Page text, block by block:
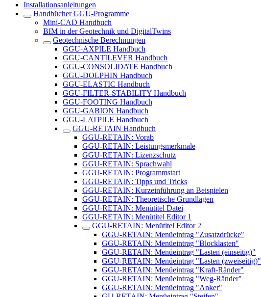
Installationsanleitungen
Handbücher GGU-Programme
Mini-CAD Handbuch
BIM in der Geotechnik und DigitalTwins
Geotechnische Berechnungen
GGU-AXPILE Handbuch
GGU-CANTILEVER Handbuch
GGU-CONSOLIDATE Handbuch
GGU-DOLPHIN Handbuch
GGU-ELASTIC Handbuch
GGU-FILTER-STABILITY Handbuch
GGU-FOOTING Handbuch
GGU-GABION Handbuch
GGU-LATPILE Handbuch
GGU-RETAIN Handbuch
GGU-RETAIN: Vorab
GGU-RETAIN: Leistungsmerkmale
GGU-RETAIN: Lizenzschutz
GGU-RETAIN: Sprachwahl
GGU-RETAIN: Programmstart
GGU-RETAIN: Tipps und Tricks
GGU-RETAIN: Kurzeinführung an Beispielen
GGU-RETAIN: Theoretische Grundlagen
GGU-RETAIN: Menütitel Datei
GGU-RETAIN: Menütitel Editor 1
GGU-RETAIN: Menütitel Editor 2
GGU-RETAIN: Menüeintrag "Zusatzdrücke"
GGU-RETAIN: Menüeintrag "Blocklasten"
GGU-RETAIN: Menüeintrag "Lasten (einseitig)"
GGU-RETAIN: Menüeintrag "Lasten (zweiseitig)"
GGU-RETAIN: Menüeintrag "Kraft-Ränder"
GGU-RETAIN: Menüeintrag "Weg-Ränder"
GGU-RETAIN: Menüeintrag "Anker"